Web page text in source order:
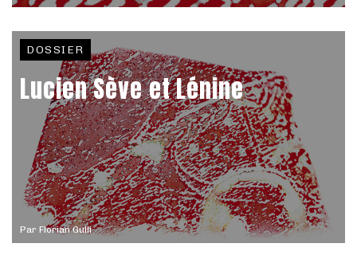
Par Florian Gulli
DOSSIER
Lucien Sève et Lénine